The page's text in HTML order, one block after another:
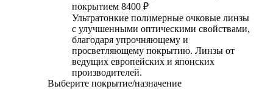
покрытием 8400 ₽
Ультратонкие полимерные очковые линзы
с улучшенными оптическими свойствами,
благодаря упрочняющему и
просветляющему покрытию. Линзы от
ведущих европейских и японских
производителей.
Выберите покрытие/назначение